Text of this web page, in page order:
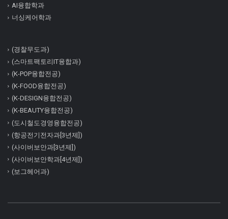
AI융합학과
너싱케어학과
(경찰무도과)
(스마트팩토리IT융합과)
(K-POP융합전공)
(K-FOOD융합전공)
(K-DESIGN융합전공)
(K-BEAUTY융합전공)
(도시철도경영융합전공)
(항공전기전자과[3년제])
(사이버보안과[3년제])
(사이버보안학과[4년제])
(보그헤어과)